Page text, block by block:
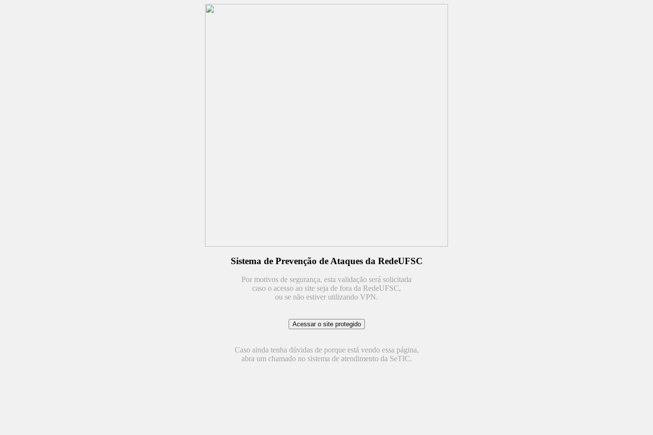
Sistema de Prevenção de Ataques da RedeUFSC
Por motivos de segurança, esta validação será solicitada
caso o acesso ao site seja de fora da RedeUFSC,
ou se não estiver utilizando VPN.
Caso ainda tenha dúvidas de porque está vendo essa página,
abra um chamado no sistema de atendimento da SeTIC.